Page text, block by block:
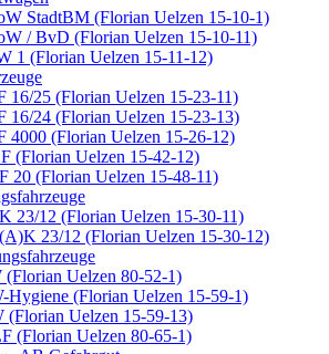
StadtBM (Florian Uelzen 15-10-1)
/ BvD (Florian Uelzen 15-10-11)
1 (Florian Uelzen 15-11-12)
16/25 (Florian Uelzen 15-23-11)
16/24 (Florian Uelzen 15-23-13)
4000 (Florian Uelzen 15-26-12)
(Florian Uelzen 15-42-12)
20 (Florian Uelzen 15-48-11)
23/12 (Florian Uelzen 15-30-11)
23/12 (Florian Uelzen 15-30-12)
(Florian Uelzen 80-52-1)
Hygiene (Florian Uelzen 15-59-1)
(Florian Uelzen 15-59-13)
(Florian Uelzen 80-65-1)